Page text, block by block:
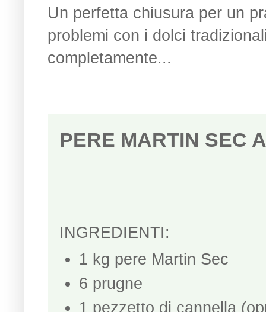
Un perfetta chiusura per un
problemi con i dolci
completamente...
PERE MARTIN SEC
INGREDIENTI:
1 kg pere Martin Sec
6 prugne
1 pezzetto di cannella